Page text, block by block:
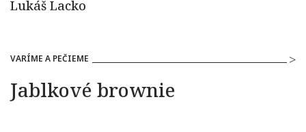
VARÍME A PEČIEME